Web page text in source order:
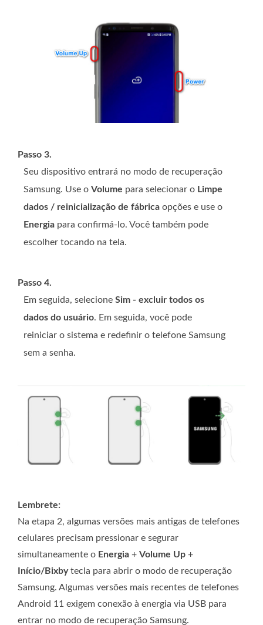
Passo 3.
Seu dispositivo entrará no modo de recuperação
Samsung. Use o Volume para selecionar o Limpe
dados / reinicialização de fábrica opções e use o
Energia para confirmá-lo. Você também pode
escolher tocando na tela.
Passo 4.
Em seguida, selecione Sim - excluir todos os
dados do usuário. Em seguida, você pode
reiniciar o sistema e redefinir o telefone Samsung
sem a senha.
Lembrete:
Na etapa 2, algumas versões mais antigas de telefones
celulares precisam pressionar e segurar
simultaneamente o Energia + Volume Up +
Início/Bixbytecla para abrir o modo de recuperação
Samsung. Algumas versões mais recentes de telefones
Android 11 exigem conexão à energia via USB para
entrar no modo de recuperação Samsung.